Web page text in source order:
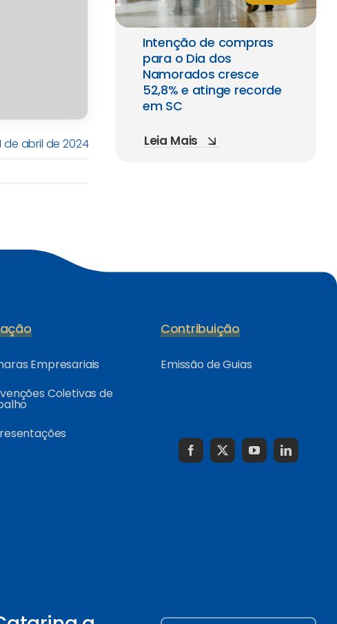
de abril de 2024
Intenção de compras
para o Dia dos
Namorados cresce
52,8% e atinge recorde
em SC
Leia Mais
Empresariais
Coletivas de
Contribuição
Emissão de Guias